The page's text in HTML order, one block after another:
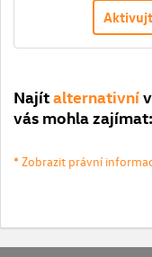
Najítalternativní
vás mohla zajímat:
* Zobrazit právní